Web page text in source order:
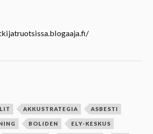
AKKUSTRATEGIA ASBESTI
BOLIDEN ELY-KESKUS